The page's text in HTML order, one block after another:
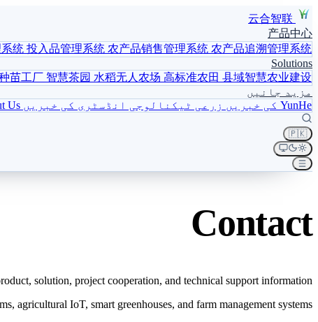
云合智联
产品中心
统 投入品管理系统 农产品销售管理系统 农产品追溯管理系统
Solutions
苗工厂 智慧茶园 水稻无人农场 高标准农田 县域智慧农业建设
مزید جانیں
YunHe کی خبریں
زرعی ٹیکنالوجی انڈسٹری کی خبریں Us
🇵🇰
Contact
solution, project cooperation, and technical support information.
agricultural IoT, smart greenhouses, and farm management systems.